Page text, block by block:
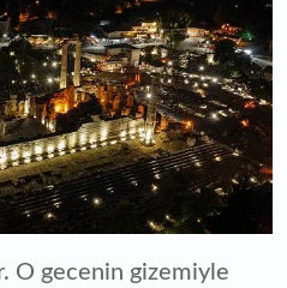
O gecenin gizemiyle